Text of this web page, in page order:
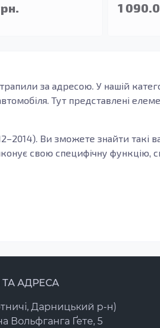
1
за адресою. У нашій
Тут представлені
Ви зможете знайти такі
свою специфічну
обирати деталі, які
АДРЕСА
Дарницький р-н)
Вольфганга Ґете, 5